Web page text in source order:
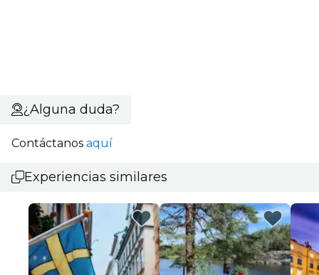
¿Alguna duda?
Contáctanos aquí
Experiencias similares